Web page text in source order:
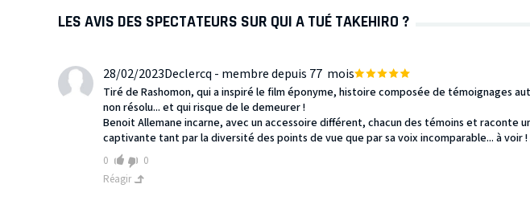
LES AVIS DES SPECTATEURS SUR QUI A TUÉ TAKEHIRO ?
28/02/2023Declercq - membre depuis 77 mois
Tiré de Rashomon, qui a inspiré le film éponyme, histoire composée de témoignages
non résolu... et qui risque de le demeurer !
Benoit Allemane incarne, avec un accessoire différent, chacun des témoins et raconte
captivante tant par la diversité des points de vue que par sa voix incomparable... à voir !
0
0
Réagir